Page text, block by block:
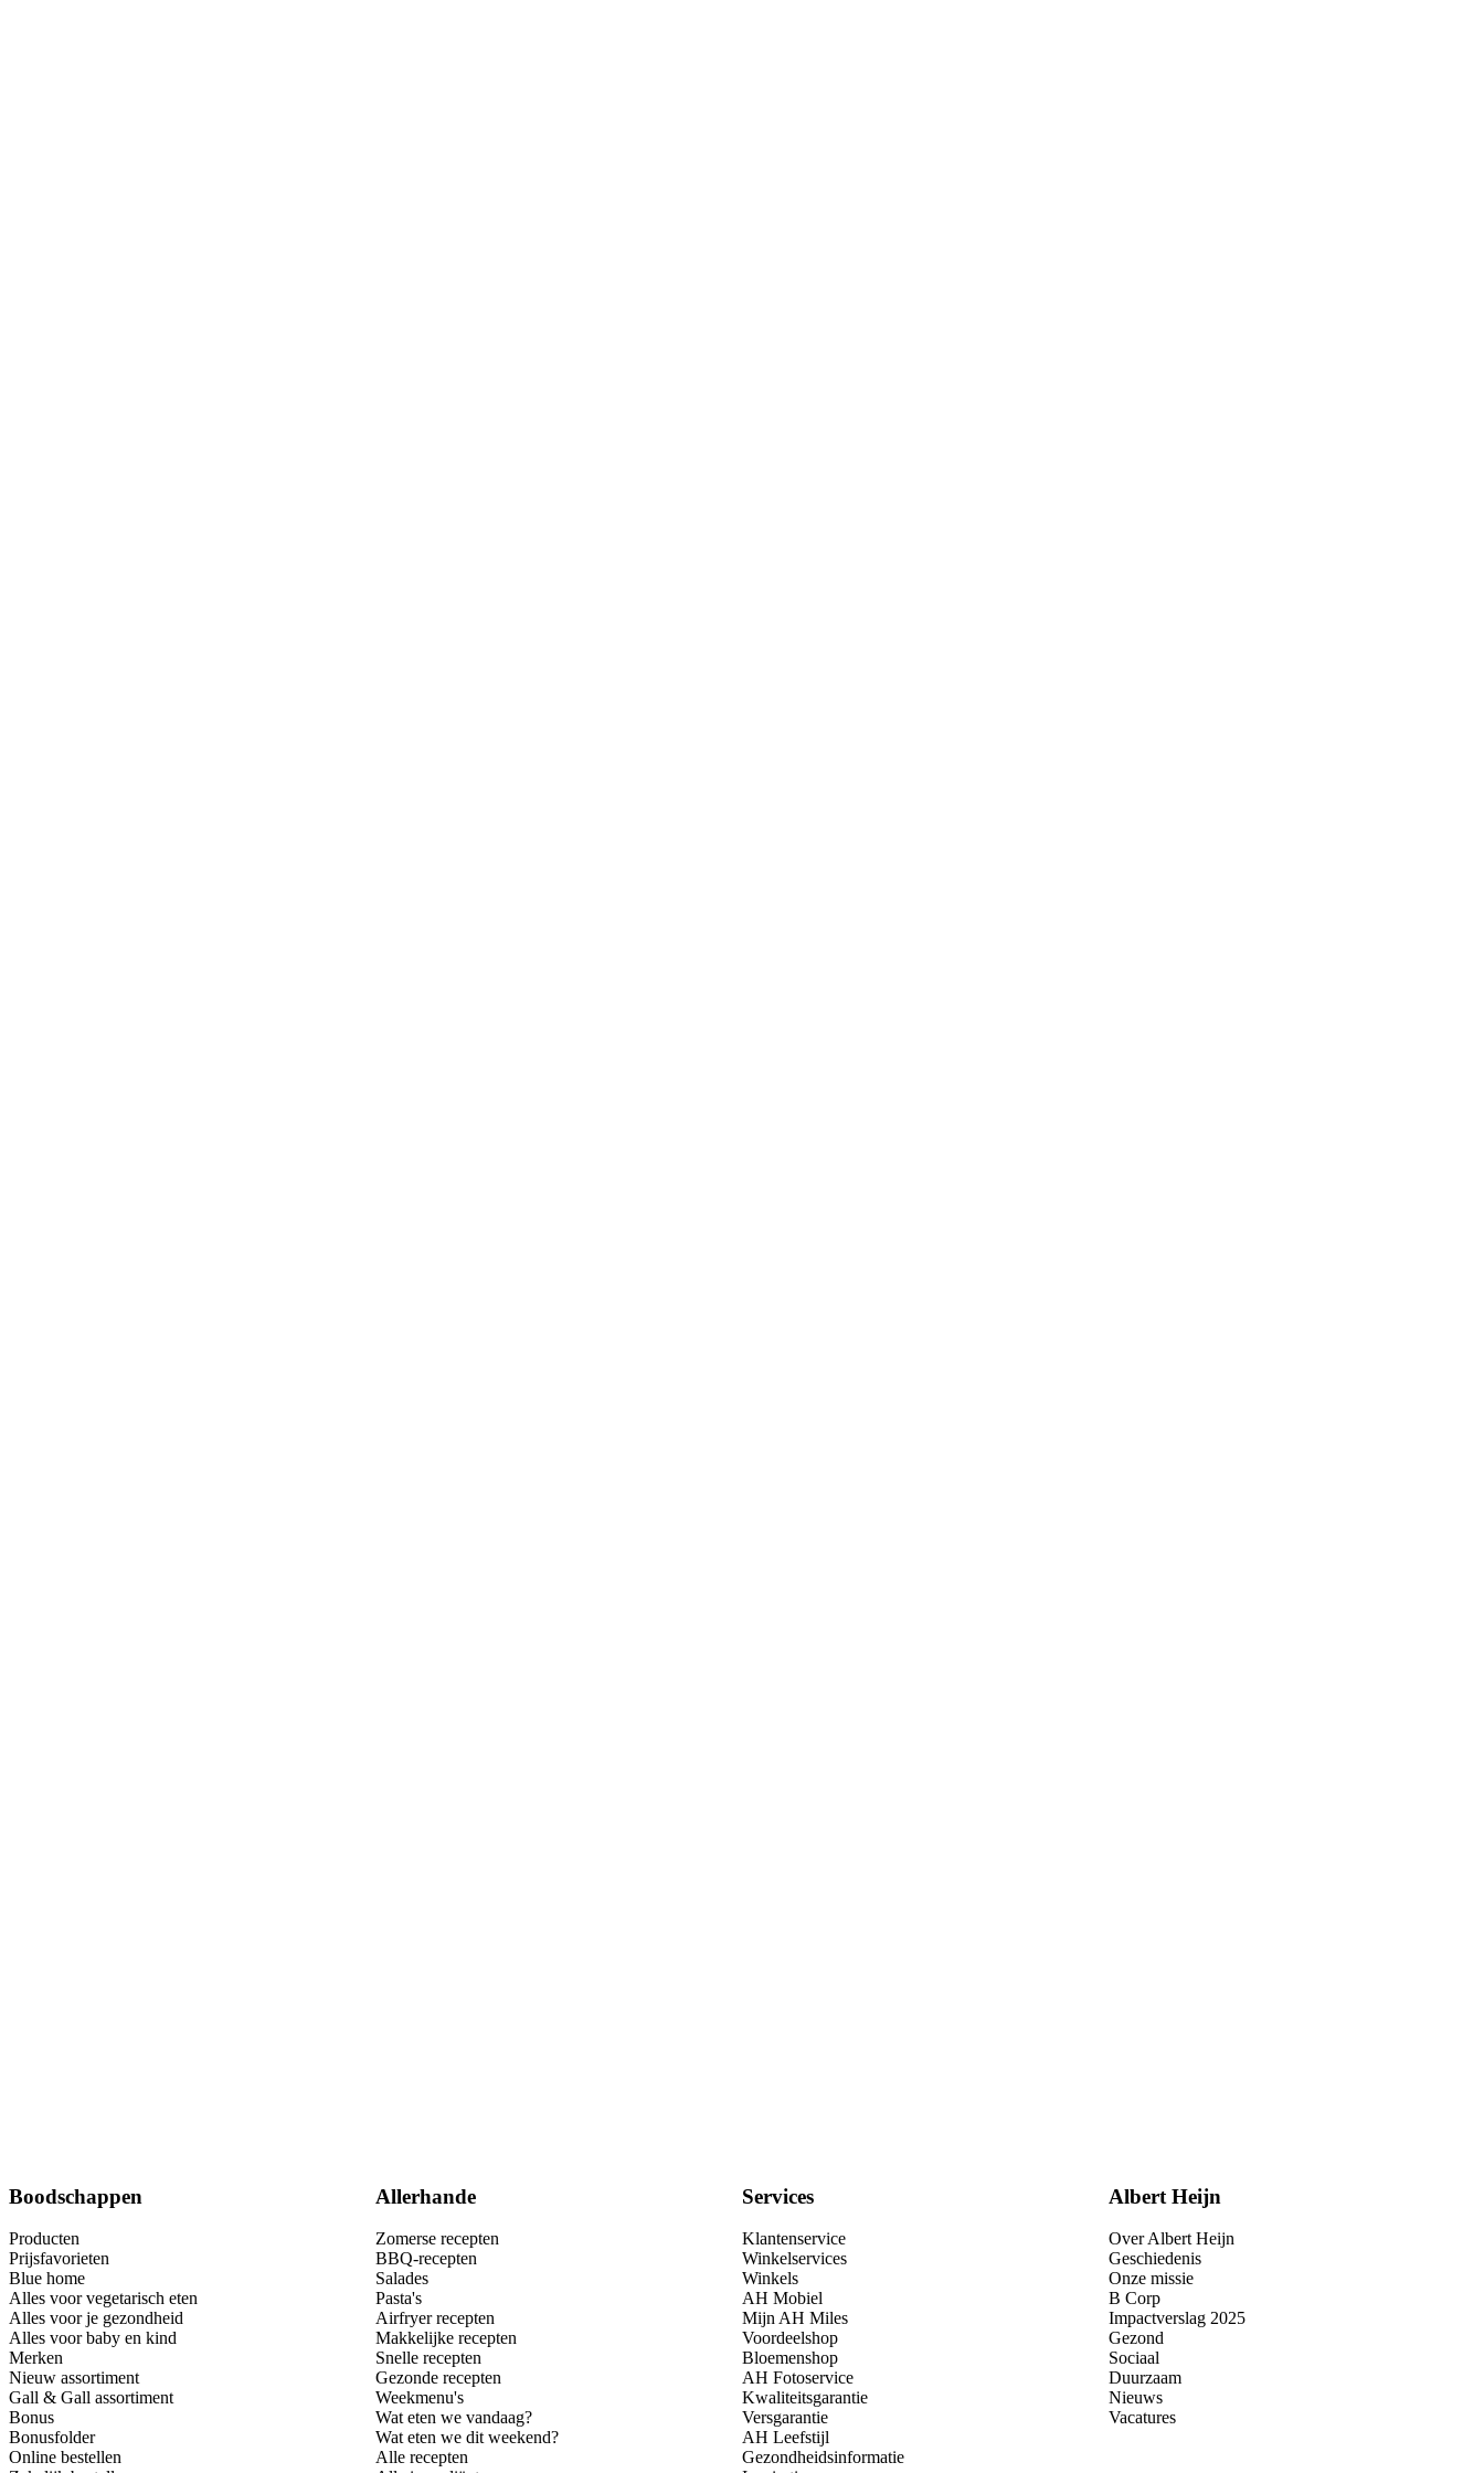
Boodschappen
Producten
Prijsfavorieten
Blue home
Alles voor vegetarisch eten
Alles voor je gezondheid
Alles voor baby en kind
Merken
Nieuw assortiment
Gall & Gall assortiment
Bonus
Bonusfolder
Online bestellen
Allerhande
Zomerse recepten
BBQ-recepten
Salades
Pasta's
Airfryer recepten
Makkelijke recepten
Snelle recepten
Gezonde recepten
Weekmenu's
Wat eten we vandaag?
Wat eten we dit weekend?
Alle recepten
Services
Klantenservice
Winkelservices
Winkels
AH Mobiel
Mijn AH Miles
Voordeelshop
Bloemenshop
AH Fotoservice
Kwaliteitsgarantie
Versgarantie
AH Leefstijl
Gezondheidsinformatie
Albert Heijn
Over Albert Heijn
Geschiedenis
Onze missie
B Corp
Impactverslag 2025
Gezond
Sociaal
Duurzaam
Nieuws
Vacatures